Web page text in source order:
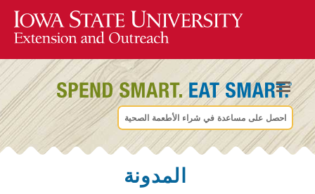
احصل على مساعدة في شراء الأطعمة الصحية
المدونة